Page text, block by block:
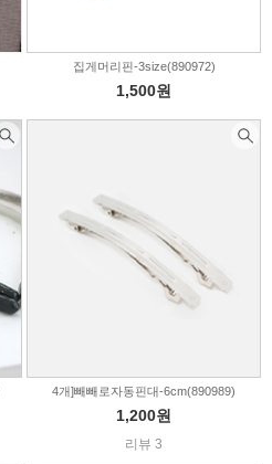
집게머리핀-3size(890972)
1,500원
4개]빼빼로자동핀대-6cm(890989)
1,200원
리뷰 3